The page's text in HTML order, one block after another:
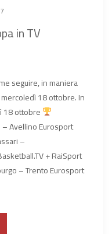
in TV
seguire, in maniera
18 ottobre. In
18 ottobre
Avellino Eurosport
–
+ RaiSport
– Trento Eurosport